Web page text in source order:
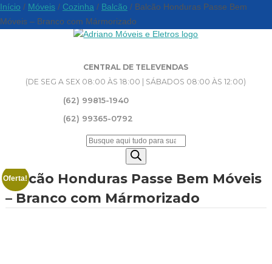
CENTRAL DE TELEVENDAS
(DE SEG A SEX 08:00 ÀS 18:00 | SÁBADOS 08:00 ÀS 12:00)
(62) 99815-1940
(62) 99365-0792
Pesquisar
Início / Móveis / Cozinha / Balcão / Balcão Honduras Passe Bem
Móveis – Branco com Mármorizado
Balcão Honduras Passe Bem Móveis
– Branco com Mármorizado
Oferta!